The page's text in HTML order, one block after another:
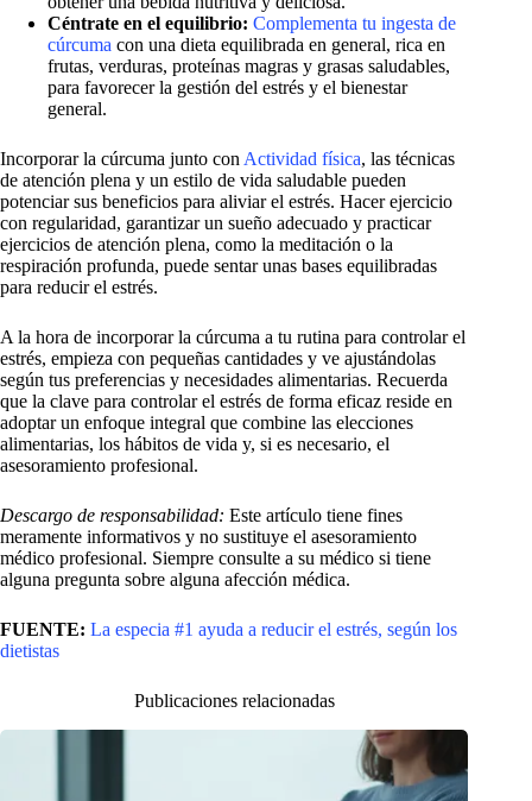
Céntrate en el equilibrio: Complementa tu ingesta de
cúrcuma con una dieta equilibrada en general, rica en
frutas, verduras, proteínas magras y grasas saludables,
para favorecer la gestión del estrés y el bienestar
general.
Incorporar la cúrcuma junto conActividad física, las técnicas
de atención plena y un estilo de vida saludable pueden
potenciar sus beneficios para aliviar el estrés. Hacer ejercicio
con regularidad, garantizar un sueño adecuado y practicar
ejercicios de atención plena, como la meditación o la
respiración profunda, puede sentar unas bases equilibradas
para reducir el estrés.
A la hora de incorporar la cúrcuma a tu rutina para controlar el
estrés, empieza con pequeñas cantidades y ve ajustándolas
según tus preferencias y necesidades alimentarias. Recuerda
que la clave para controlar el estrés de forma eficaz reside en
adoptar un enfoque integral que combine las elecciones
alimentarias, los hábitos de vida y, si es necesario, el
asesoramiento profesional.
Descargo de responsabilidad: Este artículo tiene fines
meramente informativos y no sustituye el asesoramiento
médico profesional. Siempre consulte a su médico si tiene
alguna pregunta sobre alguna afección médica.
FUENTE: La especia #1 ayuda a reducir el estrés, según los
dietistas
Publicaciones relacionadas